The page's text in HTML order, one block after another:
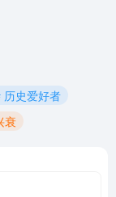
历史爱好者
衰